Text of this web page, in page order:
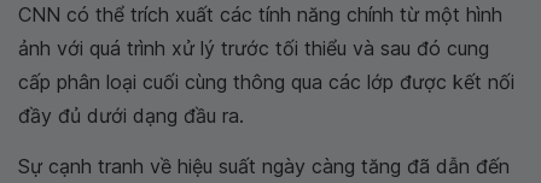
CNN có thể trích xuất các tính năng chính từ một hình
ảnh với quá trình xử lý trước tối thiểu và sau đó cung
cấp phân loại cuối cùng thông qua các lớp được kết nối
đầy đủ dưới dạng đầu ra.
Sự cạnh tranh về hiệu suất ngày càng tăng đã dẫn đến